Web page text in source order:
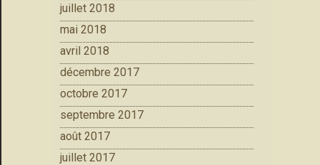
juillet 2018
mai 2018
avril 2018
décembre 2017
octobre 2017
septembre 2017
août 2017
juillet 2017